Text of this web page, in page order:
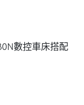
數控車床搭配